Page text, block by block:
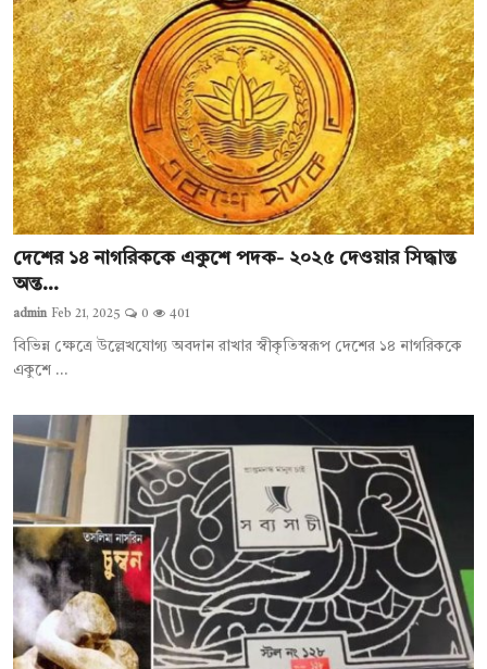
দেশের ১৪ নাগরিককে একুশে পদক- ২০২৫ দেওয়ার সিদ্ধান্ত
অন্ত...
admin Feb 21, 2025 0 401
বিভিন্ন ক্ষেত্রে উল্লেখযোগ্য অবদান রাখার স্বীকৃতিস্বরূপ দেশের ১৪ নাগরিককে
একুশে ...